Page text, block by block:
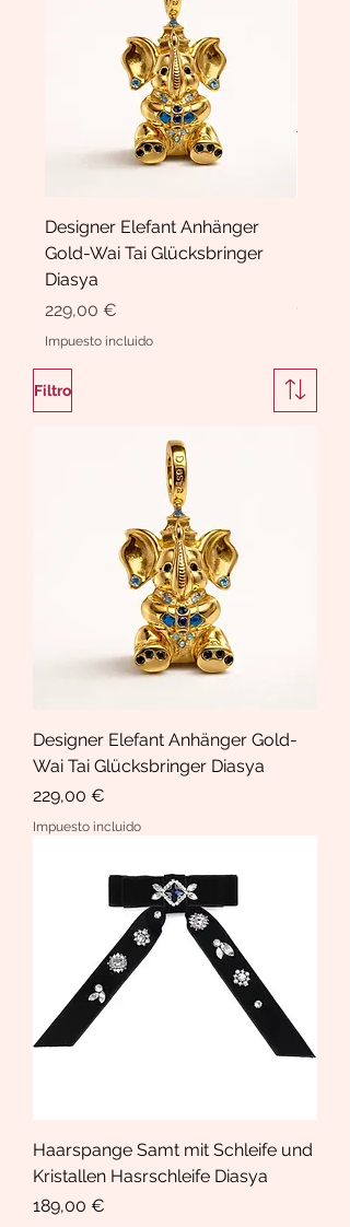
Designer Elefant Anhänger
Gold-Wai Tai Glücksbringer
Diasya
Precio
229,00 €
Impuesto incluido
Precio
189,00
Filtro
Designer Elefant Anhänger Gold-
Wai Tai Glücksbringer Diasya
Precio
229,00 €
Impuesto incluido
Haarspange Samt mit Schleife und
Kristallen Hasrschleife Diasya
Precio
189,00 €